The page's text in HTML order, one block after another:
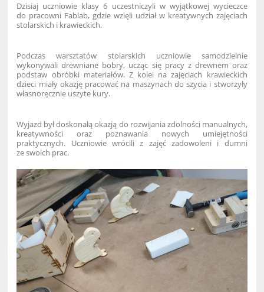
Dzisiaj uczniowie klasy 6 uczestniczyli w wyjątkowej wycieczce
do pracowni Fablab, gdzie wzięli udział w kreatywnych zajęciach
stolarskich i krawieckich.
Podczas warsztatów stolarskich uczniowie samodzielnie
wykonywali drewniane bobry, ucząc się pracy z drewnem oraz
podstaw obróbki materiałów. Z kolei na zajęciach krawieckich
dzieci miały okazję pracować na maszynach do szycia i stworzyły
własnoręcznie uszyte kury.
Wyjazd był doskonałą okazją do rozwijania zdolności manualnych,
kreatywności oraz poznawania nowych umiejętności
praktycznych. Uczniowie wrócili z zajęć zadowoleni i dumni
ze swoich prac.